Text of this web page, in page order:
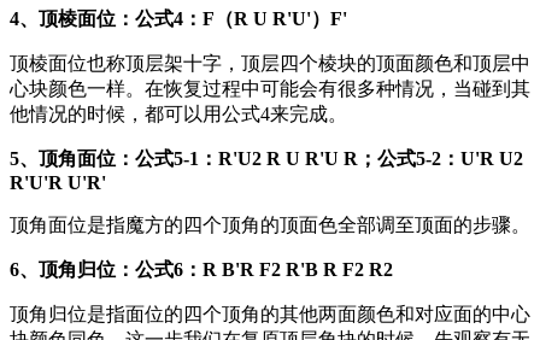
4、顶棱面位：公式4：F（R U R'U'）F'
顶棱面位也称顶层架十字，顶层四个棱块的顶面颜色和顶层中
心块颜色一样。在恢复过程中可能会有很多种情况，当碰到其
他情况的时候，都可以用公式4来完成。
5、顶角面位：公式5-1：R'U2 R U R'U R；公式5-2：U'R U2
R'U'R U'R'
顶角面位是指魔方的四个顶角的顶面色全部调至顶面的步骤。
6、顶角归位：公式6：R B'R F2 R'B R F2 R2
顶角归位是指面位的四个顶角的其他两面颜色和对应面的中心